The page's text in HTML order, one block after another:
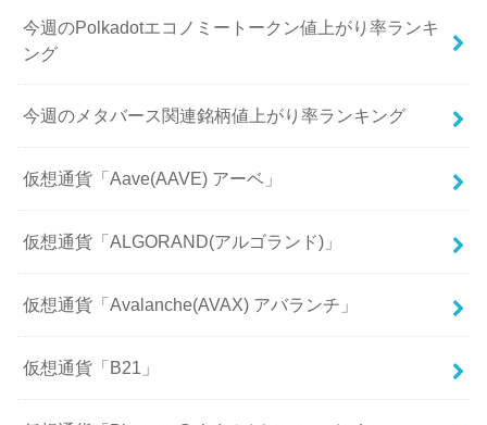
今週のPolkadotエコノミートークン値上がり率ランキ
ング
今週のメタバース関連銘柄値上がり率ランキング
仮想通貨「Aave(AAVE) アーベ」
仮想通貨「ALGORAND(アルゴランド)」
仮想通貨「Avalanche(AVAX) アバランチ」
仮想通貨「B21」